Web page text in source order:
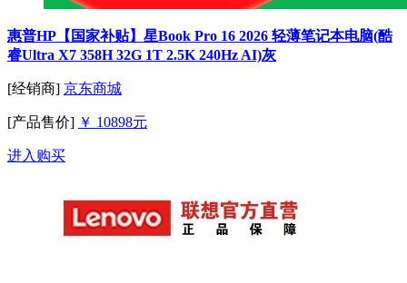
惠普HP【国家补贴】星Book Pro 16 2026 轻薄笔记本电脑(酷
睿Ultra X7 358H 32G 1T 2.5K 240Hz AI)灰
[经销商] 京东商城
[产品售价] ￥ 10898元
进入购买